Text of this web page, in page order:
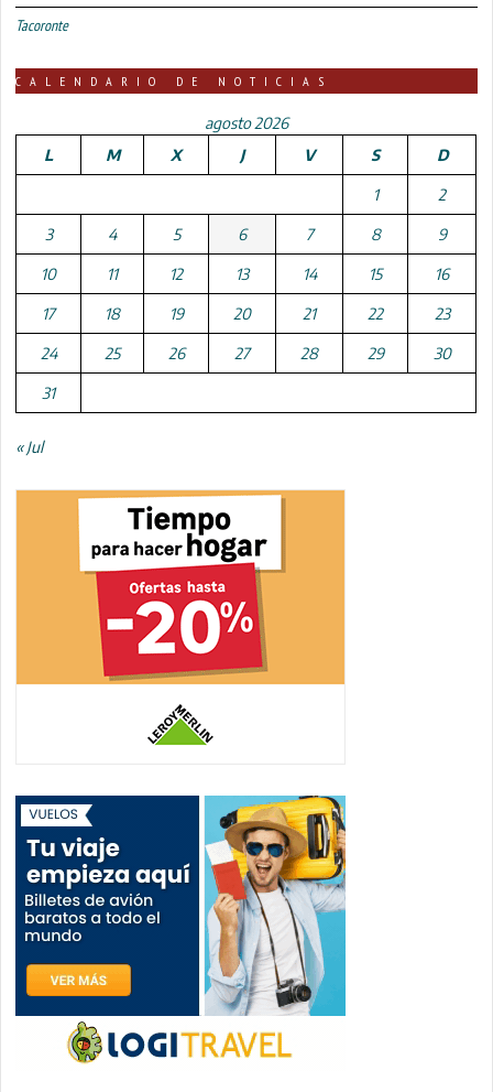
Tacoronte
CALENDARIO DE NOTICIAS
agosto 2026
L
M X J V S D
1 2
3 4 5 6 7 8 9
10 11 12 13 14 15 16
17 18 19 20 21 22 23
24 25 26 27 28 29 30
31
« Jul